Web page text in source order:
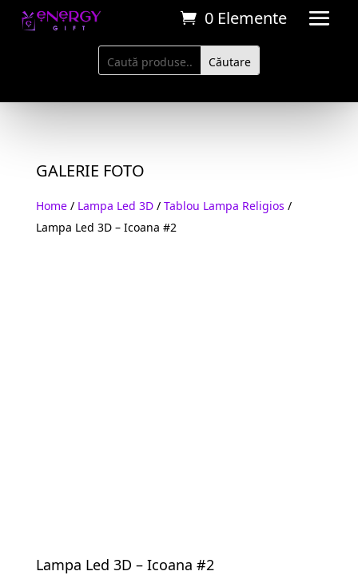
0 Elemente
GALERIE FOTO
Home/ Lampa Led 3D/ Tablou Lampa Religios /
Lampa Led 3D – Icoana #2
Lampa Led 3D – Icoana #2